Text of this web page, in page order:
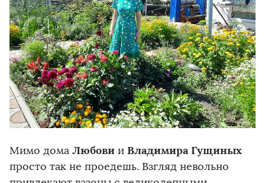
Мимо дома Любови и Владимира Гущиных
просто так не проедешь. Взгляд невольно